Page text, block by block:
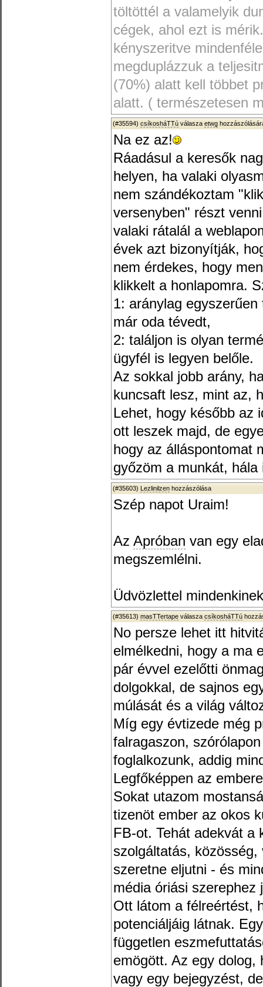
töltöttél a valamelyik
cégek, ahol ezt is
kényszeritve
megduplázzuk a
(70%) alatt kell többet
alatt. ( természetesen
(#35594) csíkosháTTú válasza etwg
Na ez az!
Ráadásul a keresők
helyen, ha valaki
nem szándékoztam
versenyben" részt
valaki rátalál a
évek azt bizonyítják,
nem érdekes, hogy
klikkelt a honlapomra.
1: aránylag
már oda tévedt,
2: találjon is olyan
ügyfél is legyen belőle.
Az sokkal jobb arány,
kuncsaft lesz, mint az,
Lehet, hogy később az
ott leszek majd, de
hogy az álláspontomat
győzöm a munkát, hála
(#35603) Lezlinilzen hozzászólása
Szép napot Uraim!
Az Apróban van egy
megszemlélni.
Üdvözlettel
(#35613) masTTertape válasza csíkosháTTú
No persze lehet itt
elmélkedni, hogy a ma
pár évvel ezelőtti
dolgokkal, de sajnos
múlását és a világ
Míg egy évtizede még
falragaszon,
foglalkozunk, addig
Legfőképpen az
Sokat utazom
tizenöt ember az okos
FB-ot. Tehát adekvát a
szolgáltatás,
szeretne eljutni - és
média óriási szerephez
Ott látom a félreértést,
potenciáljáig látnak.
független
emögött. Az egy dolog,
vagy egy bejegyzést,